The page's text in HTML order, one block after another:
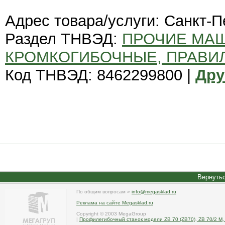
Адрес товара/услуги: Санкт-
Раздел ТНВЭД: ПРОЧИЕ
КРОМКОГИБОЧНЫЕ,
Код ТНВЭД: 8462299800 |
По общим вопросам » info@megasklad.ru
Реклама на сайте Megasklad.ru
Copyright © 2003 MegaGroup
| Профилегибочный станок модели ZB 70 (ZB70), ZB 70/2 M,